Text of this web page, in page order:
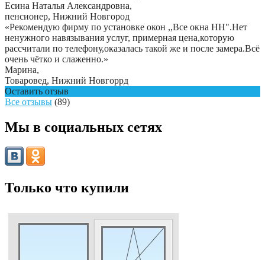
Есина Наталья Александровна,
пенсионер, Нижний Новгород
«Рекомендую фирму по установке окон ,,Все окна НН".Нет
ненужного навязывания услуг, примерная цена,которую
рассчитали по телефону,оказалась такой же и после замера.Всë
очень чëтко и слаженно.»
Марина,
Товаровед, Нижний Новгоррд
Оставить отзыв
Все отзывы (89)
Мы в социальных сетях
Только что купили